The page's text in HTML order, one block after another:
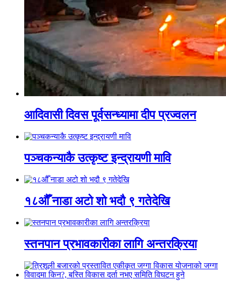
आदिवासी दिवस पूर्वसन्ध्यामा दीप प्रज्वलन
पञ्चकन्याकै उत्कृष्ट इन्द्रायणी मावि
१८औँ नाडा अटो शो भदौ ९ गतेदेखि
स्तनपान प्रभावकारीका लागि अन्तरक्रिया